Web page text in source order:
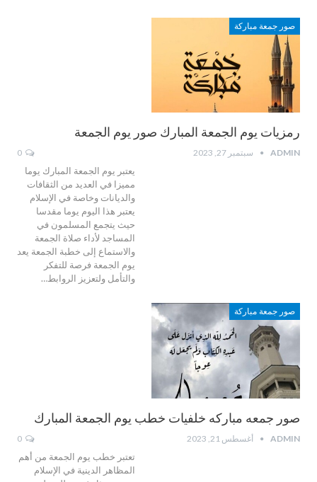
صور جمعة مباركة
رمزيات يوم الجمعة المبارك صور يوم الجمعة
ADMIN سبتمبر 27, 2023
يعتبر يوم الجمعة المبارك يوما
مميزا في العديد من الثقافات
والديانات وخاصة في الإسلام
يعتبر هذا اليوم يوما مقدسا
حيث يتجمع المسلمون في
المساجد لأداء صلاة الجمعة
والاستماع إلى خطبة الجمعة يعد
يوم الجمعة فرصة للتفكر
والتأمل ولتعزيز الروابط…
صور جمعة مباركة
صور جمعه مباركه خلفيات خطب يوم الجمعة المبارك
ADMIN أغسطس 21, 2023
تعتبر خطب يوم الجمعة من أهم
المظاهر الدينية في الإسلام